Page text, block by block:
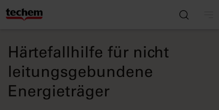
Härtefallhilfe für nicht
leitungsgebundene
Energieträger